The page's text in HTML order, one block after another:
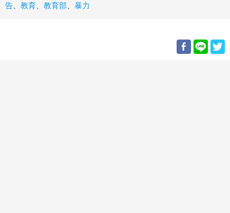
告
教育 教育部 暴力